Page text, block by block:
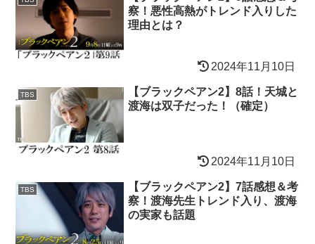
察！悪性高熱がトレンド入りした
理由とは？
2024年11月10日
TBS
【ブラックペアン2】8話！天城と
渡海は双子だった！（確定）
2024年11月10日
TBS
【ブラックペアン2】7話感想＆考
察！渡海先生トレンド入り、渡海
の実家も話題